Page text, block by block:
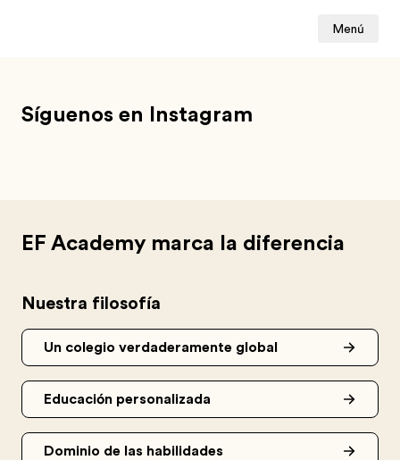
Menú
Síguenos en Instagram
EF Academy marca la diferencia
Nuestra filosofía
Un colegio verdaderamente global
Educación personalizada
Dominio de las habilidades